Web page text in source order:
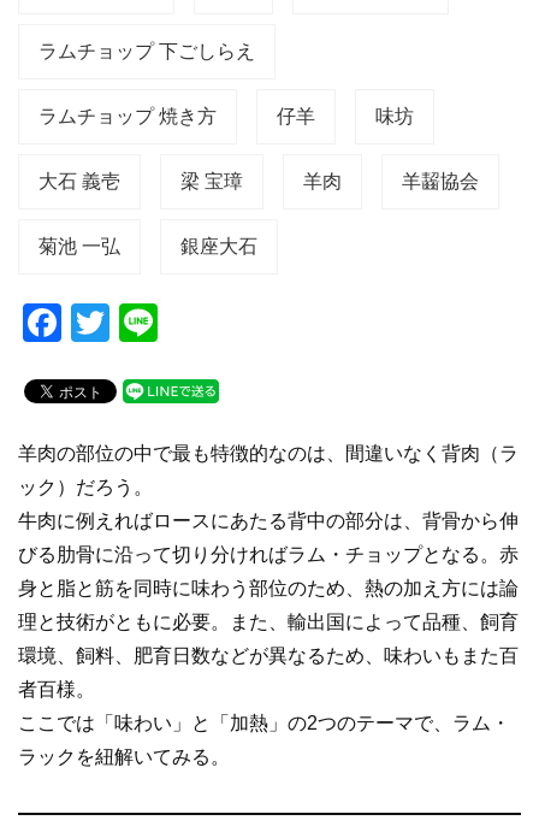
ラムチョップ 下ごしらえ
ラムチョップ 焼き方 仔羊 味坊
大石 義壱 梁 宝璋 羊肉 羊齧協会
菊池 一弘 銀座大石
F
c
e
b
o
o
k
T
tt
er
e
羊肉の部位の中で最も特徴的なのは、間違いなく背肉（ラ
ック）だろう。
牛肉に例えればロースにあたる背中の部分は、背骨から伸
びる肋骨に沿って切り分ければラム・チョップとなる。赤
身と脂と筋を同時に味わう部位のため、熱の加え方には論
理と技術がともに必要。また、輸出国によって品種、飼育
環境、飼料、肥育日数などが異なるため、味わいもまた百
者百様。
ここでは「味わい」と「加熱」の2つのテーマで、ラム・
ラックを紐解いてみる。